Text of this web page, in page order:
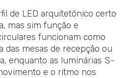
de LED arquitetônico certo
mas sim função e
funcionam como
das mesas de recepção ou
enquanto as luminárias S-
e o ritmo nos